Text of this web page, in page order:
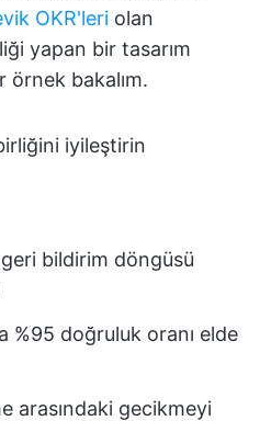
OKR'leri olan
yapan bir tasarım
örnek bakalım.
iyileştirin
bildirim döngüsü
%95 doğruluk oranı elde
arasındaki gecikmeyi